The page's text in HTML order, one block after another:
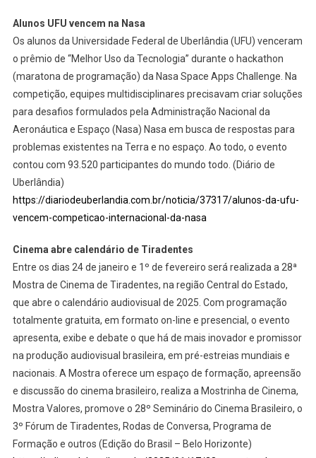
Alunos UFU vencem na Nasa
Os alunos da Universidade Federal de Uberlândia (UFU) venceram
o prêmio de “Melhor Uso da Tecnologia” durante o hackathon
(maratona de programação) da Nasa Space Apps Challenge. Na
competição, equipes multidisciplinares precisavam criar soluções
para desafios formulados pela Administração Nacional da
Aeronáutica e Espaço (Nasa) Nasa em busca de respostas para
problemas existentes na Terra e no espaço. Ao todo, o evento
contou com 93.520 participantes do mundo todo. (Diário de
Uberlândia)
https://diariodeuberlandia.com.br/noticia/37317/alunos-da-ufu-
vencem-competicao-internacional-da-nasa
Cinema abre calendário de Tiradentes
Entre os dias 24 de janeiro e 1º de fevereiro será realizada a 28ª
Mostra de Cinema de Tiradentes, na região Central do Estado,
que abre o calendário audiovisual de 2025. Com programação
totalmente gratuita, em formato on-line e presencial, o evento
apresenta, exibe e debate o que há de mais inovador e promissor
na produção audiovisual brasileira, em pré-estreias mundiais e
nacionais. A Mostra oferece um espaço de formação, apreensão
e discussão do cinema brasileiro, realiza a Mostrinha de Cinema,
Mostra Valores, promove o 28º Seminário do Cinema Brasileiro, o
3º Fórum de Tiradentes, Rodas de Conversa, Programa de
Formação e outros (Edição do Brasil – Belo Horizonte)